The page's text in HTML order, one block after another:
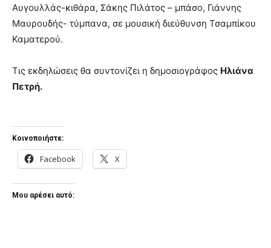
Αυγουλλάς-κιθάρα, Σάκης Πιλάτος – μπάσο, Γιάννης
Μαυρουδής- τύμπανα, σε μουσική διεύθυνση Τσαμπίκου
Καματερού.
Τις εκδηλώσεις θα συντονίζει η δημοσιογράφος Ηλιάνα
Πετρή.
Κοινοποιήστε:
Facebook X
Μου αρέσει αυτό: